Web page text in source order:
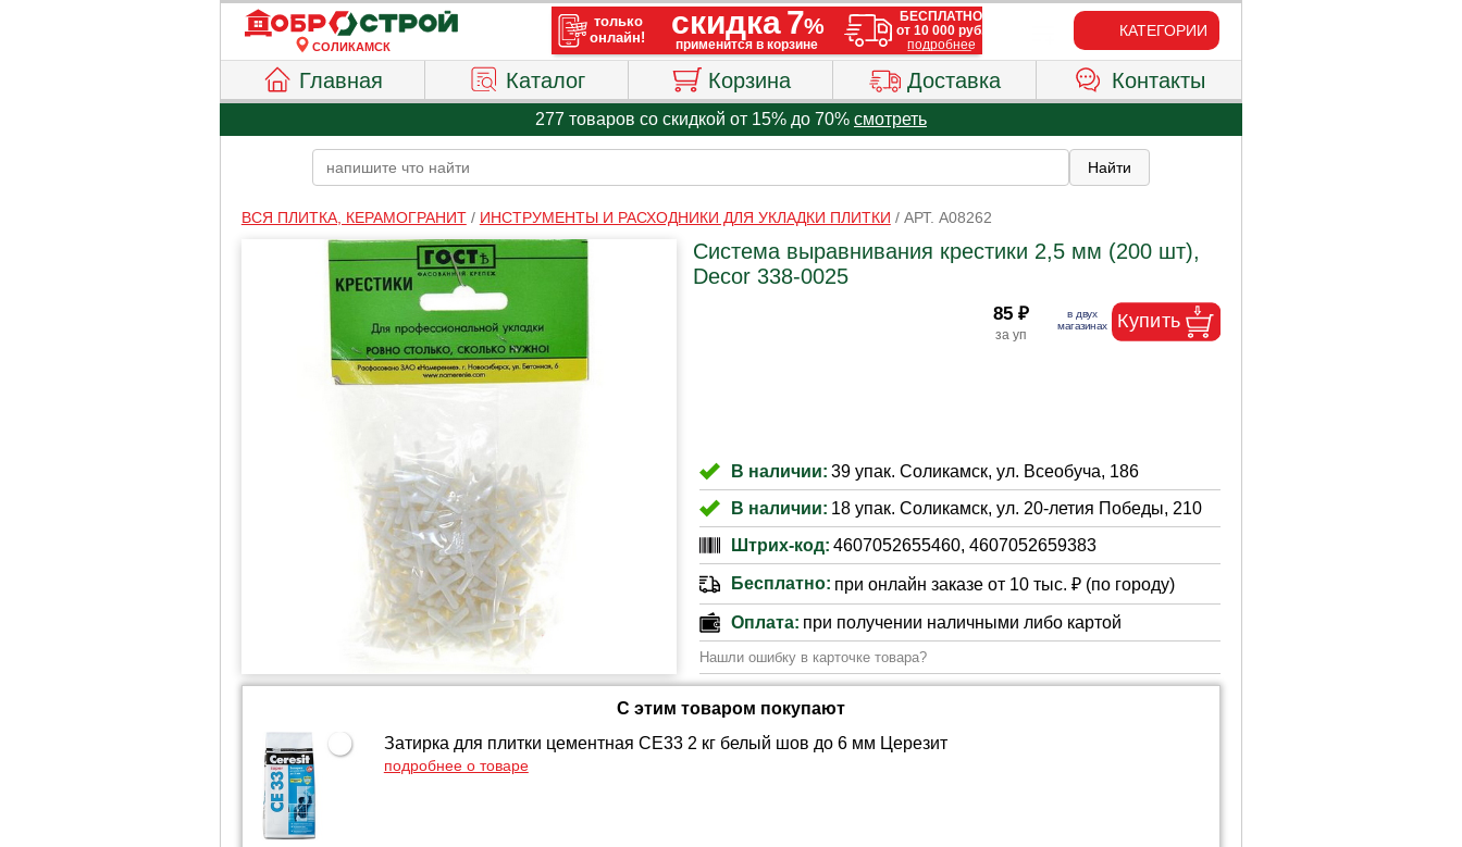
СОЛИКАМСК
КАТЕГОРИИ
Главная Каталог Корзина Доставка Контакты
277 товаров со скидкой от 15% до 70% смотреть
ВСЯ ПЛИТКА, КЕРАМОГРАНИТ/ ИНСТРУМЕНТЫ И РАСХОДНИКИ ДЛЯ УКЛАДКИ ПЛИТКИ / АРТ. A08262
Система выравнивания крестики 2,5 мм (200 шт),
Decor 338-0025
85 ₽
В наличии: 39 упак. Соликамск, ул. Всеобуча, 186
В наличии: 18 упак. Соликамск, ул. 20-летия Победы, 210
Штрих-код: 4607052655460, 4607052659383
Бесплатно: при онлайн заказе от 10 тыс. ₽ (по городу)
Оплата: при получении наличными либо картой
Нашли ошибку в карточке товара?
С этим товаром покупают
Затирка для плитки цементная CE33 2 кг белый шов до 6 мм Церезит
подробнее о товаре